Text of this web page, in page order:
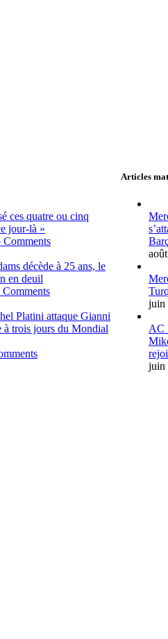
ces quatre ou cinq
jour-là »
Comments
décède à 25 ans, le
en deuil
Platini attaque Gianni
à trois jours du Mondial
Articles
juin
AC
juin